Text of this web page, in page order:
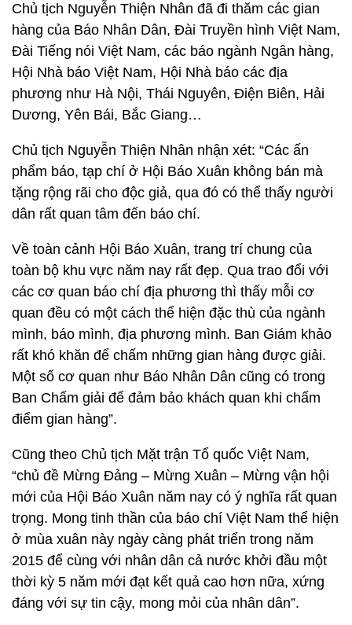
Chủ tịch Nguyễn Thiện Nhân đã đi thăm các gian
hàng của Báo Nhân Dân, Đài Truyền hình Việt Nam,
Đài Tiếng nói Việt Nam, các báo ngành Ngân hàng,
Hội Nhà báo Việt Nam, Hội Nhà báo các địa
phương như Hà Nội, Thái Nguyên, Điện Biên, Hải
Dương, Yên Bái, Bắc Giang…
Chủ tịch Nguyễn Thiện Nhân nhận xét: “Các ấn
phẩm báo, tạp chí ở Hội Báo Xuân không bán mà
tặng rộng rãi cho độc giả, qua đó có thể thấy người
dân rất quan tâm đến báo chí.
Về toàn cảnh Hội Báo Xuân, trang trí chung của
toàn bộ khu vực năm nay rất đẹp. Qua trao đổi với
các cơ quan báo chí địa phương thì thấy mỗi cơ
quan đều có một cách thể hiện đặc thù của ngành
mình, báo mình, địa phương mình. Ban Giám khảo
rất khó khăn để chấm những gian hàng được giải.
Một số cơ quan như Báo Nhân Dân cũng có trong
Ban Chấm giải để đảm bảo khách quan khi chấm
điểm gian hàng”.
Cũng theo Chủ tịch Mặt trận Tổ quốc Việt Nam,
“chủ đề Mừng Đảng – Mừng Xuân – Mừng vận hội
mới của Hội Báo Xuân năm nay có ý nghĩa rất quan
trọng. Mong tinh thần của báo chí Việt Nam thể hiện
ở mùa xuân này ngày càng phát triển trong năm
2015 để cùng với nhân dân cả nước khởi đầu một
thời kỳ 5 năm mới đạt kết quả cao hơn nữa, xứng
đáng với sự tin cậy, mong mỏi của nhân dân”.